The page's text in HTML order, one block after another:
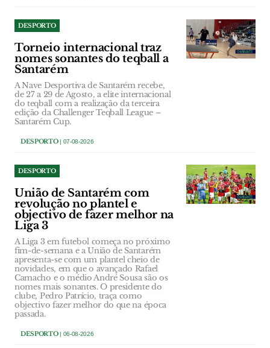
DESPORTO
Torneio internacional traz
nomes sonantes do teqball a
Santarém
A Nave Desportiva de Santarém recebe,
de 27 a 29 de Agosto, a elite internacional
do teqball com a realização da terceira
edição da Challenger Teqball League –
Santarém Cup.
DESPORTO| 07-08-2026
DESPORTO
União de Santarém com
revolução no plantel e
objectivo de fazer melhor na
Liga 3
A Liga 3 em futebol começa no próximo
fim-de-semana e a União de Santarém
apresenta-se com um plantel cheio de
novidades, em que o avançado Rafael
Camacho e o médio André Sousa são os
nomes mais sonantes. O presidente do
clube, Pedro Patrício, traça como
objectivo fazer melhor do que na época
passada.
DESPORTO| 06-08-2026